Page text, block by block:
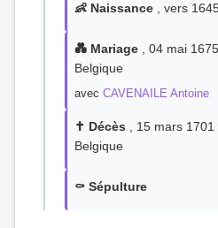
👶 Naissance , vers
💑 Mariage , 04 mai
Belgique
avec CAVENAILE Antoine
✝️ Décès , 15 mars 1701
Belgique
⚰️ Sépulture